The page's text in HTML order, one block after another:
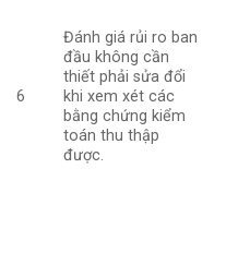
6
Đánh giá rủi ro ban
đầu không cần
thiết phải sửa đổi
khi xem xét các
bằng chứng kiểm
toán thu thập
được.